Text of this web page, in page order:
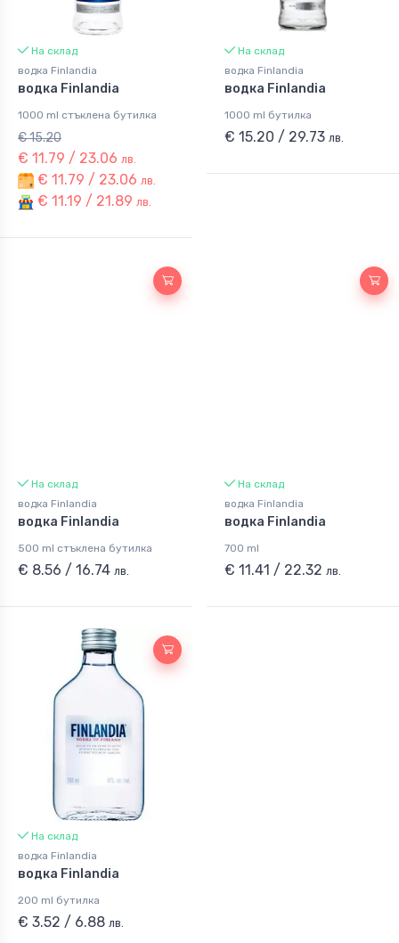
На склад
водка Finlandia
водка Finlandia
1000 ml стъклена бутилка
€ 15.20
€ 11.79 / 23.06 лв.
€ 11.79 / 23.06 лв.
€ 11.19 / 21.89 лв.
На склад
водка Finlandia
водка Finlandia
1000 ml бутилка
€ 15.20 / 29.73 лв.
На склад
водка Finlandia
водка Finlandia
500 ml стъклена бутилка
€ 8.56 / 16.74 лв.
На склад
водка Finlandia
водка Finlandia
700 ml
€ 11.41 / 22.32 лв.
На склад
водка Finlandia
водка Finlandia
200 ml бутилка
€ 3.52 / 6.88 лв.